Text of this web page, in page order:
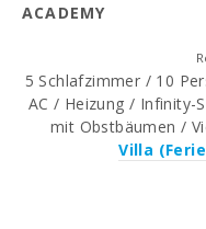
ACADEMY
5 Schlafzimmer / 10
AC / Heizung / Infinity-
mit Obstbäumen /
Villa